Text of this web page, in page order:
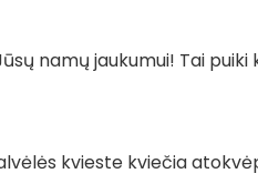
namų jaukumui! Tai
kvieste kviečia